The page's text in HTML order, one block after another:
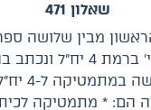
שאלון 471
מבין שלושה
לתלמידי כיתה י׳ ברמת